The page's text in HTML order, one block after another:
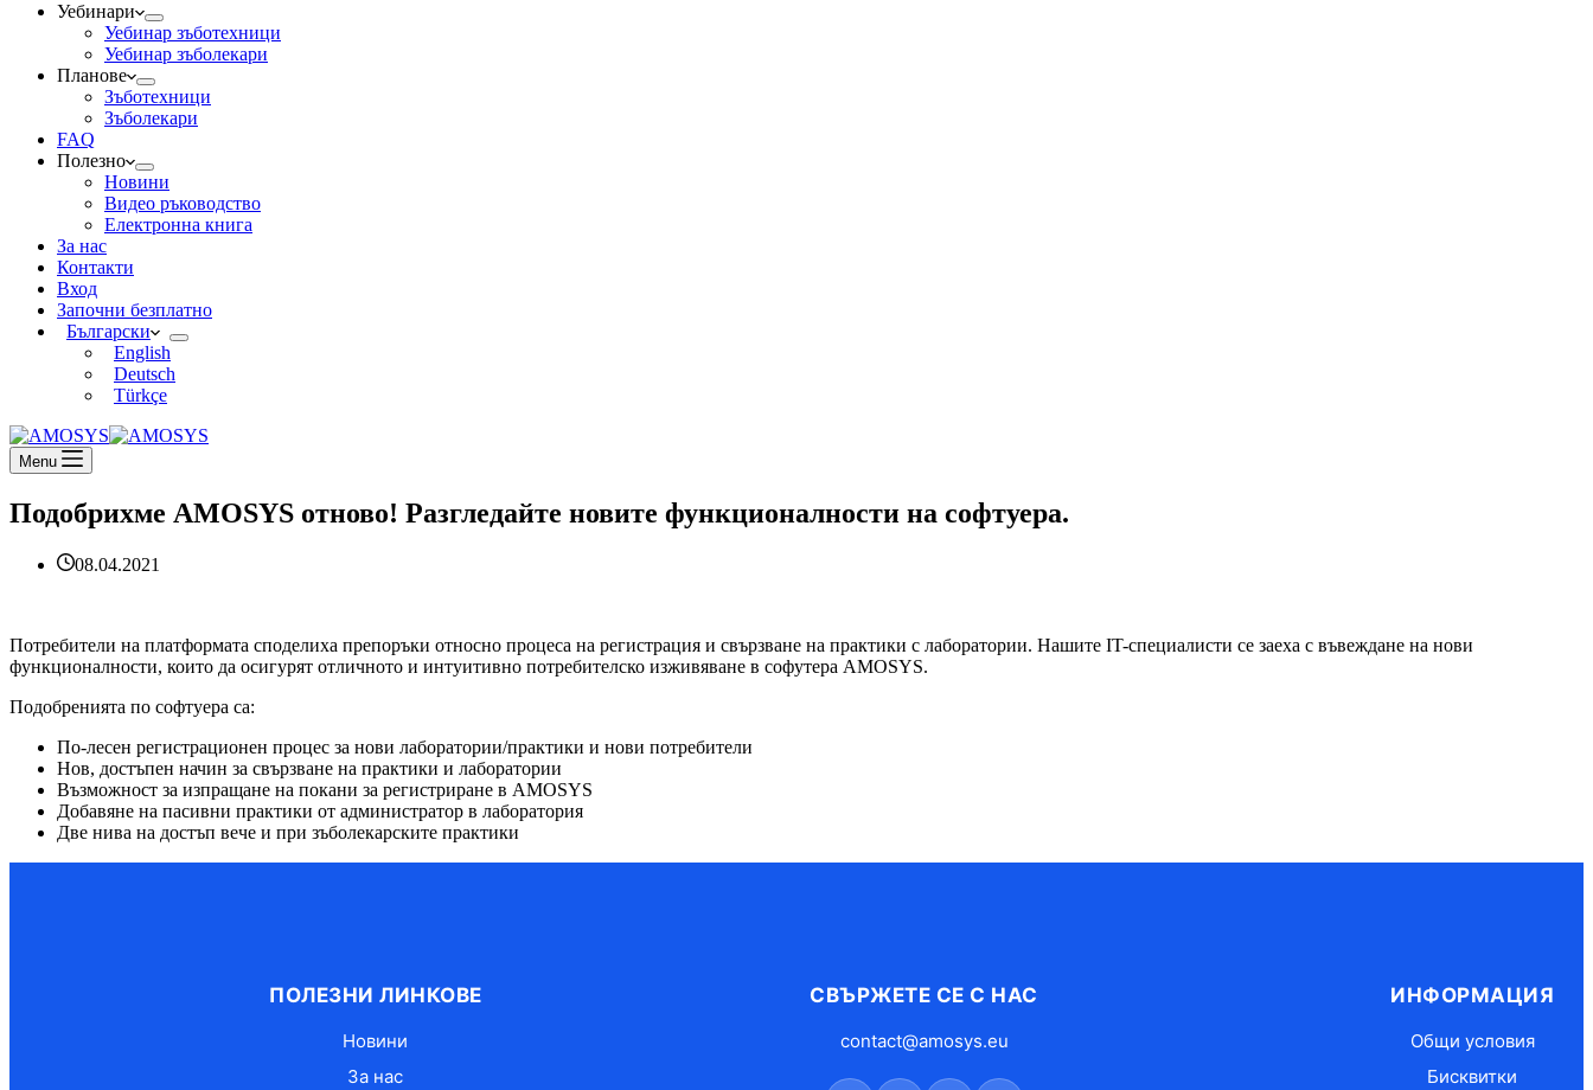
Уебинари
Уебинар зъботехници
Уебинар зъболекари
Планове
Зъботехници
Зъболекари
FAQ
Полезно
Новини
Видео ръководство
Електронна книга
За нас
Контакти
Вход
Започни безплатно
Български
English
Deutsch
Türkçe
Menu
Подобрихме AMOSYS отново! Разгледайте новите функционалности на софтуера.
08.04.2021
Потребители на платформата споделиха препоръки относно процеса на регистрация и свързване на практики с лаборатории. Нашите IT-специалисти се заеха с въвеждане на нови
функционалности, които да осигурят отличното и интуитивно потребителско изживяване в софутера AMOSYS.
Подобренията по софтуера са:
По-лесен регистрационен процес за нови лаборатории/практики и нови потребители
Нов, достъпен начин за свързване на практики и лаборатории
Възможност за изпращане на покани за регистриране в AMOSYS
Добавяне на пасивни практики от администратор в лаборатория
Две нива на достъп вече и при зъболекарските практики
ПОЛЕЗНИ ЛИНКОВЕ
Новини
За нас
СВЪРЖЕТЕ СЕ С НАС
contact@amosys.eu
ИНФОРМАЦИЯ
Общи условия
Бисквитки